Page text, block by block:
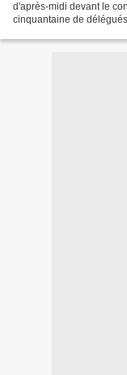
d'après-midi devant le
cinquantaine de